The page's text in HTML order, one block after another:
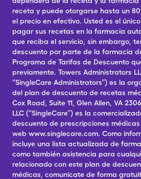
receta y puede otorgarse hasta un
el precio en efectivo. Usted es el
pagar sus recetas en la farmacia
que reciba el servicio, sin embargo,
descuento por parte de la farmacia
Programa de Tarifas de Descuento
previamente. Towers Administrators
“SingleCare Administrators”) es la
del plan de descuento de recetas
Cox Road, Suite 11, Glen Allen, VA
LLC (“SingleCare”) es la
descuento de prescripciones
web www.singlecare.com. Como
incluye una lista actualizada de
como también asistencia para
relacionado con este plan de
médicas, comunícate de forma